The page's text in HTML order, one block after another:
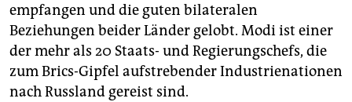
empfangen und die guten bilateralen
Beziehungen beider Länder gelobt. Modi ist einer
der mehr als 20 Staats- und Regierungschefs, die
zum Brics-Gipfel aufstrebender Industrienationen
nach Russland gereist sind.